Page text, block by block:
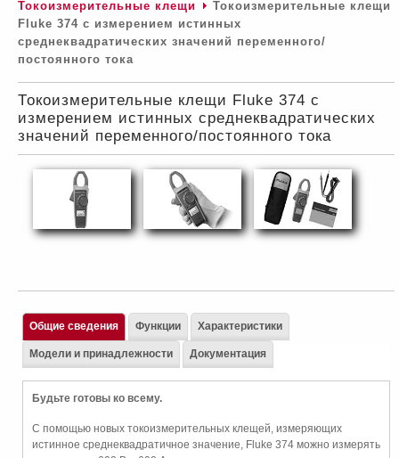
Токоизмерительные клещи
Токоизмерительные клещи
Fluke 374 с измерением истинных
среднеквадратических значений переменного/
постоянного тока
Токоизмерительные клещи Fluke 374 с
измерением истинных среднеквадратических
значений переменного/постоянного тока
Общие сведения
Будьте готовы ко всему.
С помощью новых токоизмерительных клещей, измеряющих
истинное среднеквадратичное значение, Fluke 374 можно измерять
Функции Характеристики
Модели и принадлежности Документация